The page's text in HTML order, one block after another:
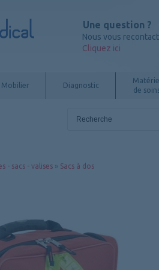
Une question ?
Nous vous
Cliquez ici
Mobilier Diagnostic
de
- sacs - valises » Sacs à dos